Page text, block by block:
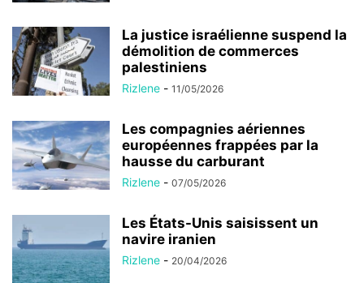
La justice israélienne suspend la
démolition de commerces
palestiniens
Rizlene - 11/05/2026
Les compagnies aériennes
européennes frappées par la
hausse du carburant
Rizlene - 07/05/2026
Les États-Unis saisissent un
navire iranien
Rizlene - 20/04/2026